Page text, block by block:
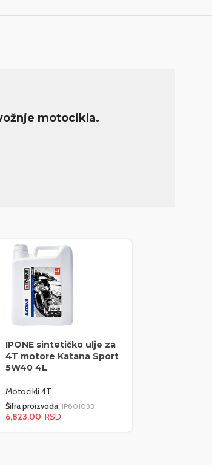
motocikla.
IPONE sintetičko ulje za
4T motore Katana Sport
5W40 4L
Motocikli 4T
Šifra proizvoda: IP801033
6,823.00